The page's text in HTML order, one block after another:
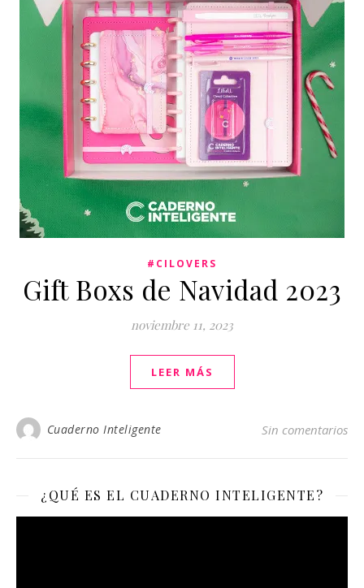
#CILOVERS
Gift Boxs de Navidad 2023
noviembre 11, 2023
LEER MÁS
Cuaderno Inteligente Sin comentarios
¿QUÉ ES EL CUADERNO INTELIGENTE?